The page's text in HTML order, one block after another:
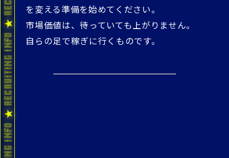
を変える準備を始めてください。
市場価値は、待っていても上がりません。
自らの足で稼ぎに行くものです。